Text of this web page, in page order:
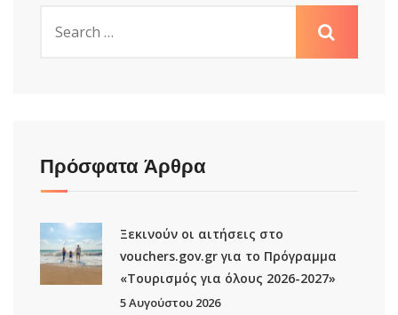
Πρόσφατα Άρθρα
Ξεκινούν οι αιτήσεις στο
vouchers.gov.gr για το Πρόγραμμα
«Τουρισμός για όλους 2026-2027»
5 Αυγούστου 2026